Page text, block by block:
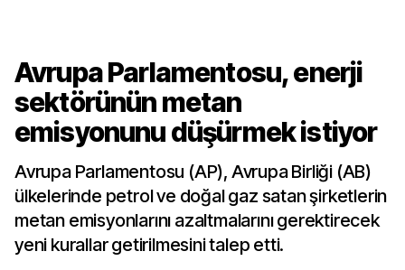
Avrupa Parlamentosu, enerji
sektörünün metan
emisyonunu düşürmek istiyor
Avrupa Parlamentosu (AP), Avrupa Birliği (AB)
ülkelerinde petrol ve doğal gaz satan şirketlerin
metan emisyonlarını azaltmalarını gerektirecek
yeni kurallar getirilmesini talep etti.